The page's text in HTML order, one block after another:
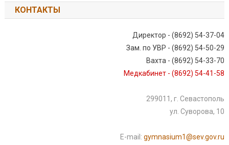
КОНТАКТЫ
Директор - (8692) 54-37-04
Зам. по УВР - (8692) 54-50-29
Вахта - (8692) 54-33-70
Медкабинет - (8692) 54-41-58
299011, г. Севастополь
ул. Суворова, 10
E-mail:gymnasium1@sev.gov.ru